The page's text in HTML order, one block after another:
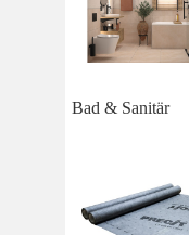
Bad & Sanitär